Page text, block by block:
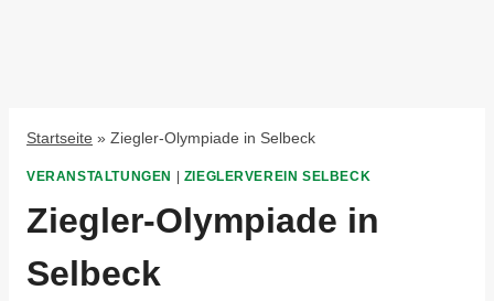
Startseite » Ziegler-Olympiade in Selbeck
VERANSTALTUNGEN ZIEGLERVEREIN SELBECK
Ziegler-Olympiade in
Selbeck